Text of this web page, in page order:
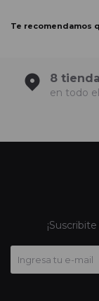
Te recomendamos
8
en todo